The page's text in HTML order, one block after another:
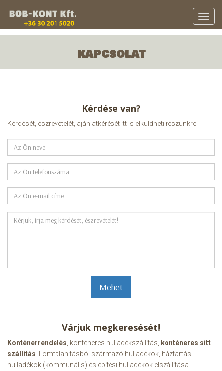
Toggle
KAPCSOLAT
Kérdése van?
Kérdését, észrevételét, ajánlatkérését itt is elküldheti részünkre
Mehet
Várjuk megkeresését!
Konténerrendelés , konténeres hulladékszállítás,
konténeres sitt
szállítás . Lomtalanitásból származó hulladékok, háztartási
hulladékok (kommunális) és építési hulladékok elszállítása